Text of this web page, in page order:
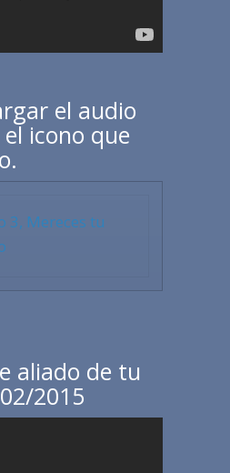
el audio
icono que
3, Mereces tu
aliado de tu
2015